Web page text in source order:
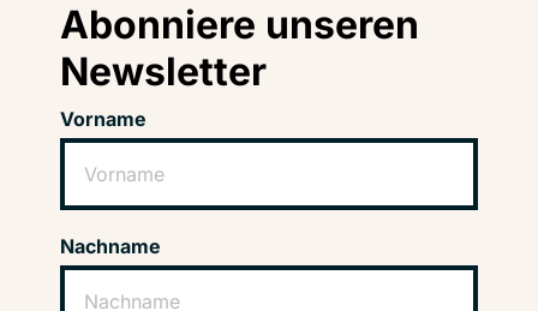
Abonniere unseren
Newsletter
Vorname
Nachname